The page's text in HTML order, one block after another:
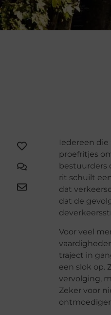
Iedereen
proefritjes
bestuurders
rit schuilt
dat
dat de
Voor veel
traject in
een slok op.
vervolging,
Zeker voor